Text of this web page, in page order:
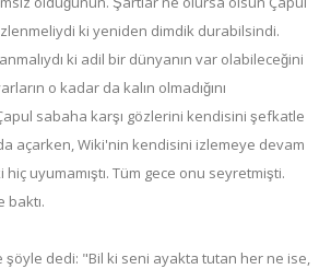
ki yeniden dimdik durabilsindi.
ki adil bir dünyanın var olabileceğini
o kadar da kalın olmadığını
sabaha karşı gözlerini kendisini şefkatle
açarken, Wiki'nin kendisini izlemeye devam
uyumamıştı. Tüm gece onu seyretmişti.
baktı.
şöyle dedi: "Bil ki seni ayakta tutan her ne ise,